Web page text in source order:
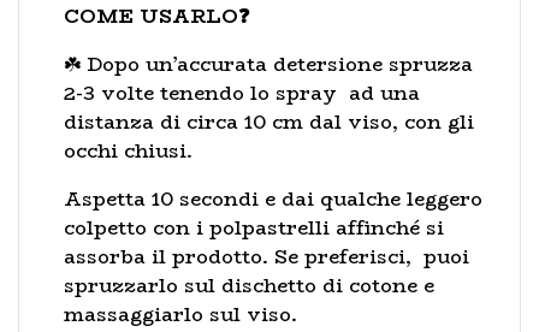
COME USARLO❓
☘️ Dopo un’accurata detersione spruzza
2-3 volte tenendo lo spray ad una
distanza di circa 10 cm dal viso, con gli
occhi chiusi.
Aspetta 10 secondi e dai qualche leggero
colpetto con i polpastrelli affinché si
assorba il prodotto. Se preferisci, puoi
spruzzarlo sul dischetto di cotone e
massaggiarlo sul viso.